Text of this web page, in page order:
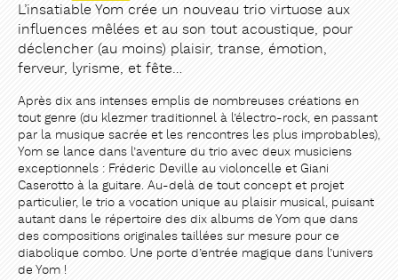
L’insatiable Yom crée un nouveau trio virtuose aux
influences mêlées et au son tout acoustique, pour
déclencher (au moins) plaisir, transe, émotion,
ferveur, lyrisme, et fête…
Après dix ans intenses emplis de nombreuses créations en
tout genre (du klezmer traditionnel à l’électro-rock, en passant
par la musique sacrée et les rencontres les plus improbables),
Yom se lance dans l’aventure du trio avec deux musiciens
exceptionnels : Fréderic Deville au violoncelle et Giani
Caserotto à la guitare. Au-delà de tout concept et projet
particulier, le trio a vocation unique au plaisir musical, puisant
autant dans le répertoire des dix albums de Yom que dans
des compositions originales taillées sur mesure pour ce
diabolique combo. Une porte d’entrée magique dans l’univers
de Yom !
PARTAGER
PARTAGER